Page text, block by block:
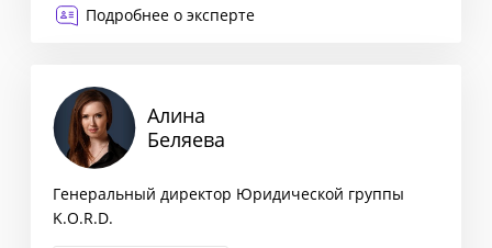
Подробнее о эксперте
Алина
Беляева
Генеральный директор Юридической группы
K.O.R.D.